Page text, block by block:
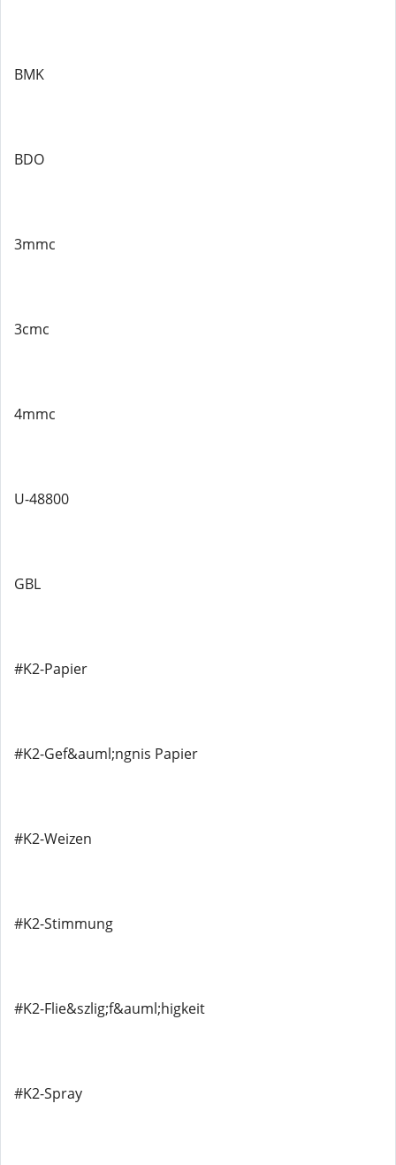
BMK
BDO
3mmc
3cmc
4mmc
U-48800
GBL
#K2-Papier
#K2-Gef&auml;ngnis Papier
#K2-Weizen
#K2-Stimmung
#K2-Flie&szlig;f&auml;higkeit
#K2-Spray